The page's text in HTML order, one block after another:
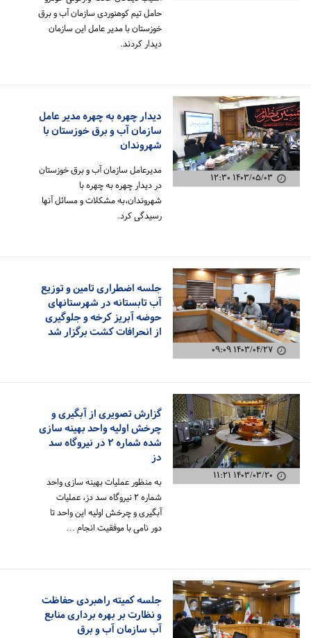
حامل تیم کوهنوردی سازمان آب و برق
خوزستان با مدیر عامل این سازمان
دیدار کردند.
۱۴۰۳/۰۵/۰۳ ۱۲:۳۰
دیدار چهره به چهره مدیر عامل
سازمان آب و برق خوزستان با
شهروندان
مدیرعامل سازمان آب و برق خوزستان
در دیدار چهره به چهره با
شهروندان،به مشکلات و مسائل آنها
رسیدگی کرد.
۱۴۰۳/۰۴/۲۷ ۰۹:۰۹
جلسه اضطراری تامین و توزیع
آب تابستانه در شهرستانهای
حوضه آبریز کرخه و جلوگیری
از انحرافات کشت برگزار شد
۱۴۰۳/۰۳/۲۰ ۱۱:۲۱
گزارش تصویری از آبگیری و
چرخش اولیه واحد بهینه سازی
شده شماره ۲ در نیروگاه سد
به منظور عملیات بهینه سازی واحد
شماره ۲ نیروگاه سد دز، عملیات
آبگیری و چرخش اولیه این واحد تا
دور نامی با موفقیت انجام …
جلسه کمیته راهبردی حفاظت
و نظارت بر بهره برداری منابع
آب سازمان آب و برق